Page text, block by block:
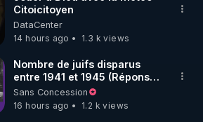
rdlr_thierrycasasnovas/
RGNR (stages,
Citoicitoyen
DataCenter
14 hours ago
1.3 k views
Nombre de juifs disparus
entre 1941 et 1945 (Réponse
à mes accusateurs)
Sans Concession
16 hours ago
1.2 k views